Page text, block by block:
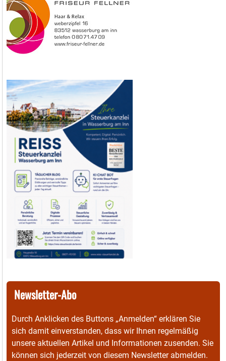
Newsletter-Abo
Durch Anklicken des Buttons „Anmelden“ erklären Sie
sich damit einverstanden, dass wir Ihnen regelmäßig
unsere aktuellen Artikel und Informationen zusenden. Sie
können sich jederzeit von diesem Newsletter abmelden.